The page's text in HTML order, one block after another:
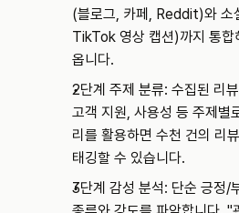
(블로그, 카페, Reddit)와
TikTok 영상 캡션)까지 통합
옵니다.
2단계 주제 분류: 수집된 리
고객 지원, 사용성 등 주제별
리를 활용하면 수천 건의 리
태깅할 수 있습니다.
3단계 감성 분석: 단순 긍정/